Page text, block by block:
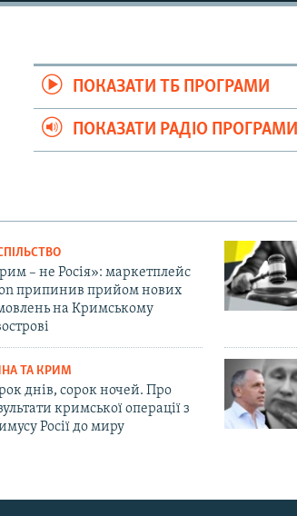
ПОКАЗАТИ ТБ ПРОГРАМИ
ПОКАЗАТИ РАДІО ПРОГРАМИ
– не Росія»: маркетплейс
припинив прийом нових
на Кримському
ТА КРИМ
днів, сорок ночей. Про
кримської операції з
Росії до миру